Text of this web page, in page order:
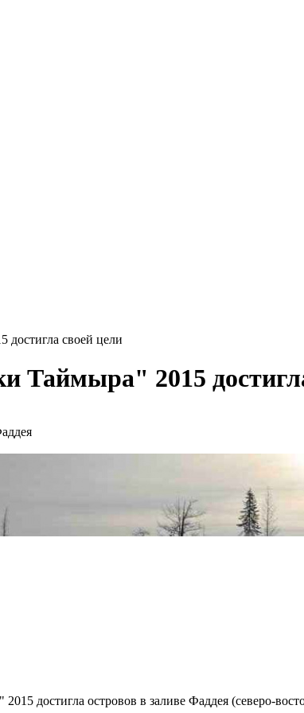
достигла своей цели
Таймыра" 2015
достигла островов в заливе Фаддея (северо-